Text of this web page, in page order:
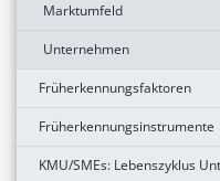
Marktumfeld
Unternehmen
Früherkennungsfaktoren
Früherkennungsinstrumente
KMU/SMEs: Lebenszyklus